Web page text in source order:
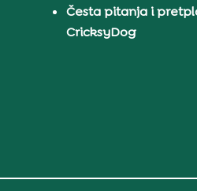
Česta pitanja i
CricksyDog